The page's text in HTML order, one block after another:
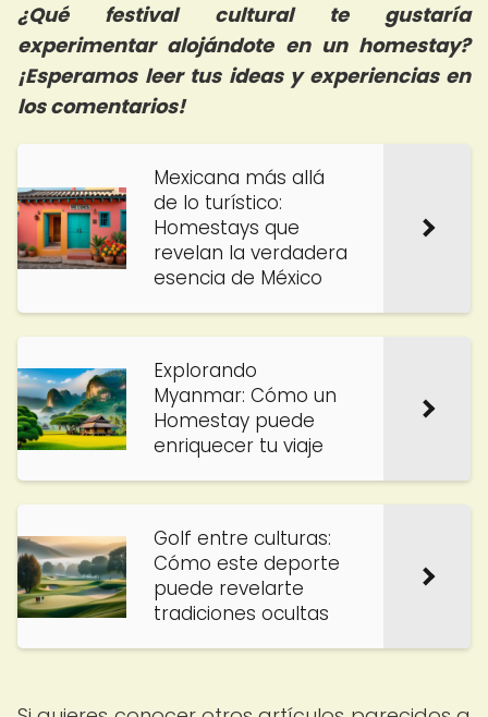
¿Qué festival cultural te gustaría
experimentar alojándote en un homestay?
¡Esperamos leer tus ideas y experiencias en
los comentarios!
Mexicana más allá
de lo turístico:
Homestays que
revelan la verdadera
esencia de México
Explorando
Myanmar: Cómo un
Homestay puede
enriquecer tu viaje
Golf entre culturas:
Cómo este deporte
puede revelarte
tradiciones ocultas